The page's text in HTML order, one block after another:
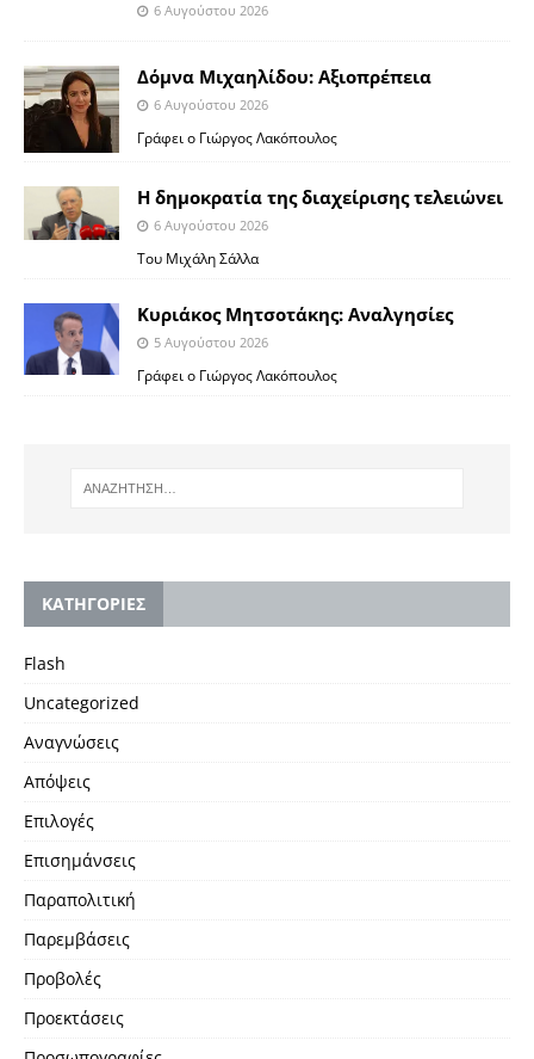
6 Αυγούστου 2026
Δόμνα Μιχαηλίδου: Αξιοπρέπεια
6 Αυγούστου 2026
Γράφει ο Γιώργος Λακόπουλος
Η δημοκρατία της διαχείρισης τελειώνει
6 Αυγούστου 2026
Του Μιχάλη Σάλλα
Κυριάκος Μητσοτάκης: Αναλγησίες
5 Αυγούστου 2026
Γράφει ο Γιώργος Λακόπουλος
KΑΤΗΓΟΡΙΕΣ
Flash
Uncategorized
Αναγνώσεις
Απόψεις
Επιλογές
Επισημάνσεις
Παραπολιτική
Παρεμβάσεις
Προβολές
Προεκτάσεις